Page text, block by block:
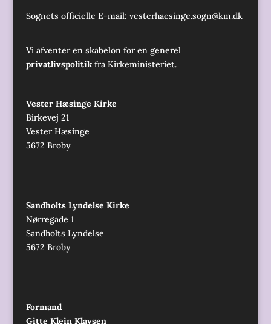
Sognets officielle E-mail: vesterhaesinge.sogn@km.dk
Vi afventer en skabelon for en generel
privatlivspolitikfra Kirkeministeriet.
Vester Hæsinge Kirke
Birkevej 21
Vester Hæsinge
5672 Broby
Sandholts Lyndelse Kirke
Nørregade 1
Sandholts Lyndelse
5672 Broby
Formand
Gitte Klein Klavsen